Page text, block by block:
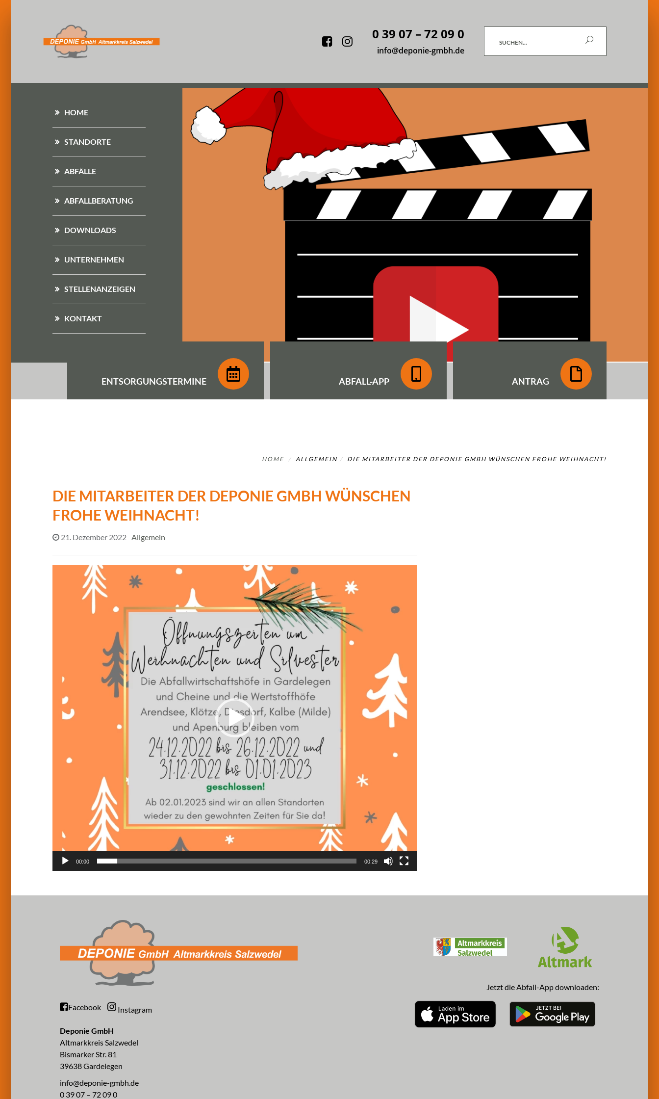
Facebook
Instagram
0 39 07 – 72 09 0
info@deponie-gmbh.de
Suchen
HOME
STANDORTE
ABFÄLLE
ABFALLBERATUNG
DOWNLOADS
UNTERNEHMEN
STELLENANZEIGEN
KONTAKT
ENTSORGUNGSTERMINE ABFALL-APP ANTRAG
HOME ALLGEMEIN DIE MITARBEITER DER DEPONIE GMBH WÜNSCHEN FROHE WEIHNACHT!
DIE MITARBEITER DER DEPONIE GMBH WÜNSCHEN
FROHE WEIHNACHT!
21. Dezember 2022 Allgemein
00:00 00:29
Facebook Instagram
Deponie GmbH
Altmarkkreis Salzwedel
Bismarker Str. 81
39638 Gardelegen
info@deponie-gmbh.de
0 39 07 – 72 09 0
Jetzt die Abfall-App downloaden: